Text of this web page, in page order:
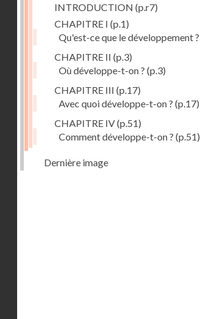
INTRODUCTION (p.r7)
CHAPITRE I (p.1)
Qu'est-ce que le développement ?
CHAPITRE II (p.3)
Où développe-t-on ? (p.3)
CHAPITRE III (p.17)
Avec quoi développe-t-on ? (p.17)
CHAPITRE IV(p.51)
Comment développe-t-on ? (p.51)
Dernière image